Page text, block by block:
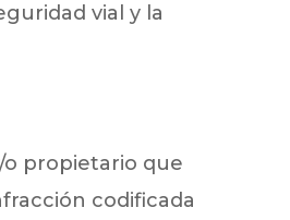
vial y la
propietario que
codificada